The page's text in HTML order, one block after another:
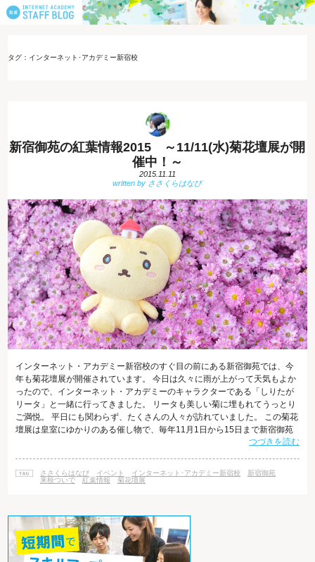
タグ：インターネット･アカデミー新宿校
新宿御苑の紅葉情報2015 ～11/11(水)菊花壇展が開
催中！～
2015.11.11
インターネット・アカデミー新宿校のすぐ目の前にある新宿御苑では、今
年も菊花壇展が開催されています。 今日は久々に雨が上がって天気もよか
ったので、インターネット・アカデミーのキャラクターである「しりたが
リータ」と一緒に行ってきました。 リータも美しい菊に埋もれてうっとり
ご満悦。 平日にも関わらず、たくさんの人々が訪れていました。 この菊花
壇展は皇室にゆかりのある催し物で、毎年11月1日から15日まで新宿御苑
内にある日本庭園で開催されています。 なぜ皇室にゆかりがあるかという
坂の仮皇居で初めての「菊花拝観」が開催されたのですが、当初は皇室の
方々が菊を楽しむための催しでした。 その後何度か場所や名称の変遷を経
つづきを読む
ささくらはなび イベント インターネット･アカデミー新宿校
新宿御苑
来校ついで
紅葉情報 菊花壇展